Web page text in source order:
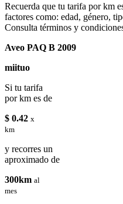
Recuerda que tu tarifa por km
factores como: edad, género,
Consulta términos y
Aveo PAQ B 2009
miituo
Si tu tarifa
por km es de
$ 0.42 x
km
y recorres un
aproximado de
300km al
mes